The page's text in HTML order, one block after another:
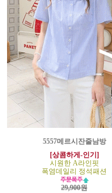
5557메르시잔줄남방
[상콤하게-인기]
시원한 A라인핏
폭염데일리 정석패션
29,900원